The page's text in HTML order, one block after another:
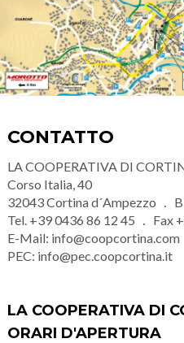
CONTATTO
LA COOPERATIVA DI
Corso Italia, 40
32043Cortina d´Ampezzo
Tel. +39 0436 86 12 45 Fax
E-Mail: info@coopcortina.com
PEC: info@pec.coopcortina.it
LA COOPERATIVA DI
ORARI D'APERTURA